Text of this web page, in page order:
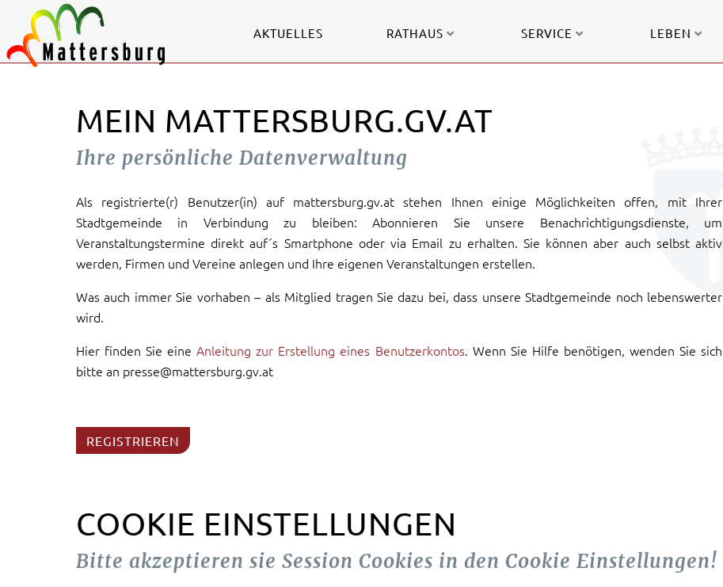
AKTUELLES RATHAUS SERVICE LEBEN
MEIN MATTERSBURG.GV.AT
Ihre persönliche Datenverwaltung
Als registrierte(r) Benutzer(in) auf mattersburg.gv.at stehen Ihnen einige Möglichkeiten offen, mit Ihrer
Stadtgemeinde in Verbindung zu bleiben: Abonnieren Sie unsere Benachrichtigungsdienste, um
Veranstaltungstermine direkt auf´s Smartphone oder via Email zu erhalten. Sie können aber auch selbst aktiv
werden, Firmen und Vereine anlegen und Ihre eigenen Veranstaltungen erstellen.
Was auch immer Sie vorhaben – als Mitglied tragen Sie dazu bei, dass unsere Stadtgemeinde noch lebenswerter
wird.
Hier finden Sie eineAnleitung zur Erstellung eines Benutzerkontos. Wenn Sie Hilfe benötigen, wenden Sie sich
bitte an presse@mattersburg.gv.at
REGISTRIEREN
COOKIE EINSTELLUNGEN
Bitte akzeptieren sie Session Cookies in den Cookie Einstellungen!